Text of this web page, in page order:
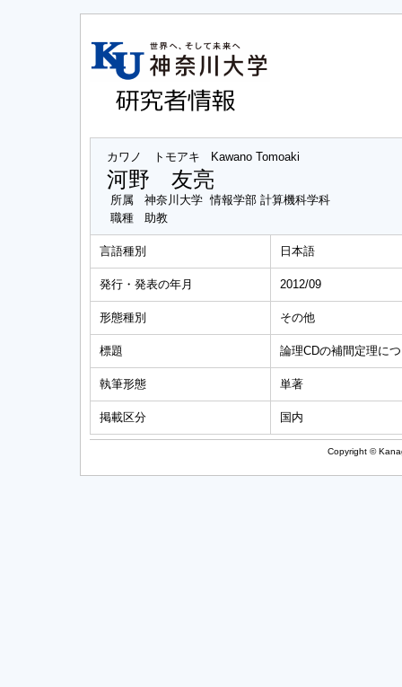
カワノ トモアキ Kawano Tomoaki
河野 友亮
所属
神奈川大学 情報学部 計算機科学科
職種
助教
言語種別 日本語
発行・発表の年月 2012/09
形態種別 その他
標題 論理CDの補間定理に
執筆形態 単著
掲載区分 国内
Copyright ©